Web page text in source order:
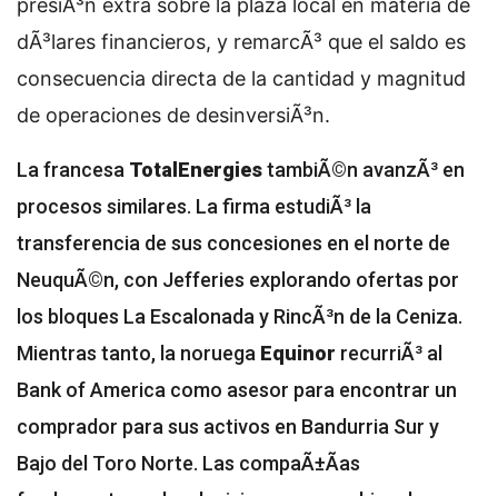
presiÃ³n extra sobre la plaza local en materia de
dÃ³lares financieros, y remarcÃ³ que el saldo es
consecuencia directa de la cantidad y magnitud
de operaciones de desinversiÃ³n.
La francesa TotalEnergiestambiÃ©n avanzÃ³ en
procesos similares. La firma estudiÃ³ la
transferencia de sus concesiones en el norte de
NeuquÃ©n, con Jefferies explorando ofertas por
los bloques La Escalonada y RincÃ³n de la Ceniza.
Mientras tanto, la noruega Equinor recurriÃ³ al
Bank of America como asesor para encontrar un
comprador para sus activos en Bandurria Sur y
Bajo del Toro Norte. Las compaÃ±Ã­as